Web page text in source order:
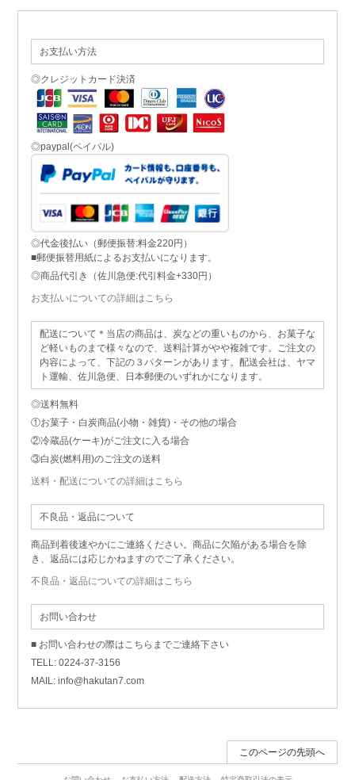
お支払い方法
◎クレジットカード決済
◎paypal(ペイパル)
◎代金後払い（郵便振替:料金220円）
■郵便振替用紙によるお支払いになります。
◎商品代引き（佐川急便:代引料金+330円）
お支払いについての詳細はこちら
配送について＊当店の商品は、炭などの重いものから、お菓子な
ど軽いものまで様々なので、送料計算がやや複雑です。ご注文の
内容によって、下記の３パターンがあります。配送会社は、ヤマ
ト運輸、佐川急便、日本郵便のいずれかになります。
◎送料無料
①お菓子・白炭商品(小物・雑貨)・その他の場合
②冷蔵品(ケーキ)がご注文に入る場合
③白炭(燃料用)のご注文の送料
送料・配送についての詳細はこちら
不良品・返品について
商品到着後速やかにご連絡ください。商品に欠陥がある場合を除
き、返品には応じかねますのでご了承ください。
不良品・返品についての詳細はこちら
お問い合わせ
■ お問い合わせの際はこちらまでご連絡下さい
TELL: 0224-37-3156
MAIL: info@hakutan7.com
このページの先頭へ